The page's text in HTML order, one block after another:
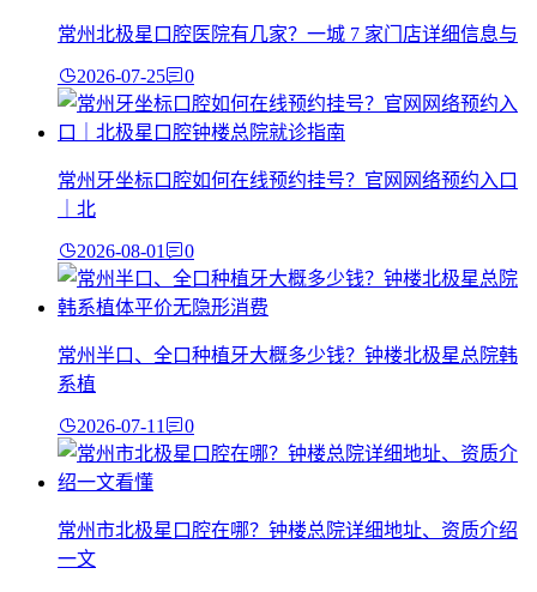
常州北极星口腔医院有几家？一城 7 家门店详细信息与
2026-07-25 0
常州牙坐标口腔如何在线预约挂号？官网网络预约入口
｜北
2026-08-01 0
常州半口、全口种植牙大概多少钱？钟楼北极星总院韩
系植
2026-07-11 0
常州市北极星口腔在哪？钟楼总院详细地址、资质介绍
一文